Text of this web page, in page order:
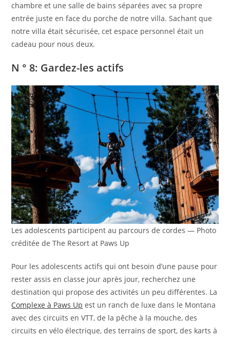
chambre et une salle de bains séparées avec sa propre
entrée juste en face du porche de notre villa. Sachant que
notre villa était sécurisée, cet espace personnel était un
cadeau pour nous deux.
N ° 8: Gardez-les actifs
Les adolescents participent au parcours de cordes — Photo
créditée de The Resort at Paws Up
Pour les adolescents actifs qui ont besoin d’une pause pour
rester assis en classe jour après jour, recherchez une
destination qui propose des activités un peu différentes. La
Complexe à Paws Up est un ranch de luxe dans le Montana
avec des circuits en VTT, de la pêche à la mouche, des
circuits en vélo électrique, des terrains de sport, des karts à